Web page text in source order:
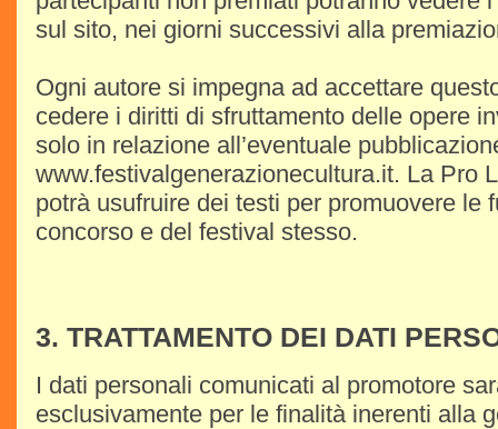
sul sito, nei giorni successivi alla
Ogni autore si impegna ad accettare
cedere i diritti di sfruttamento delle opere
solo in relazione all’eventuale
www.festivalgenerazionecultura.it. La Pro
potrà usufruire dei testi per promuovere le
concorso e del festival stesso.
3. TRATTAMENTO DEI DATI
I dati personali comunicati al promotore
esclusivamente per le finalità inerenti alla